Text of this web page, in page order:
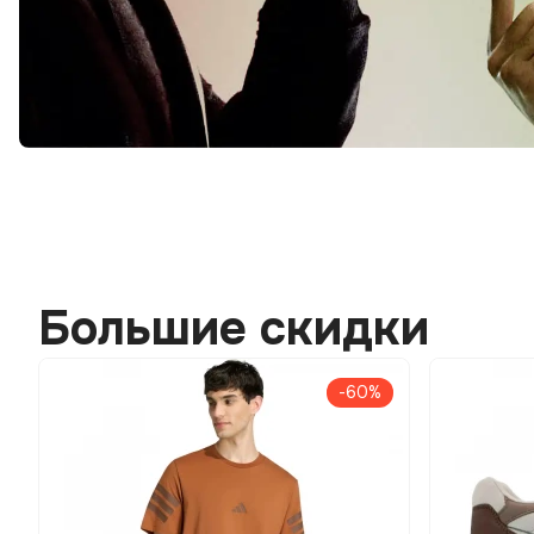
Большие скидки
-60%